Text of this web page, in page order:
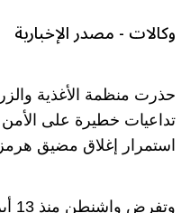
وكالات - مصدر الإخبارية
حذرت منظمة الأغذية
تداعيات خطيرة على
استمرار إغلاق مضيق